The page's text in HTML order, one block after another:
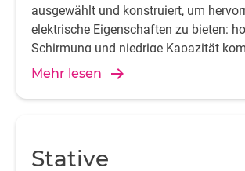
ausgewählt und konstruiert, um
elektrische Eigenschaften zu bieten:
Schirmung und niedrige Kapazität
maximaler Festigkeit.
Mehr lesen
Stative